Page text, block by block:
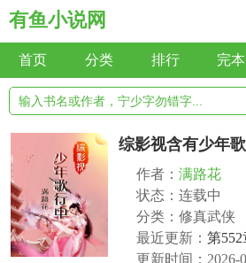
有鱼小说网
首页 分类 排行 完本
综影视含有少年
作者： 满路花
状态：连载中
分类：修真武侠
最近更新： 第
更新时间：2026-